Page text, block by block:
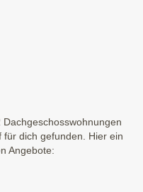
dich gefunden. Hier ein
Angebote: